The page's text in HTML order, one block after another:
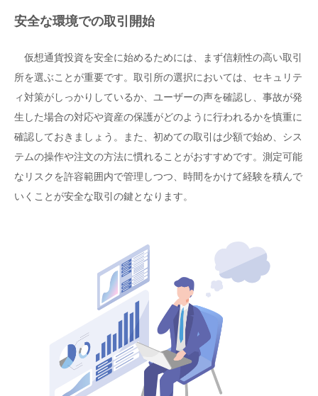
安全な環境での取引開始
仮想通貨投資を安全に始めるためには、まず信頼性の高い取引
所を選ぶことが重要です。取引所の選択においては、セキュリテ
ィ対策がしっかりしているか、ユーザーの声を確認し、事故が発
生した場合の対応や資産の保護がどのように行われるかを慎重に
確認しておきましょう。また、初めての取引は少額で始め、シス
テムの操作や注文の方法に慣れることがおすすめです。測定可能
なリスクを許容範囲内で管理しつつ、時間をかけて経験を積んで
いくことが安全な取引の鍵となります。